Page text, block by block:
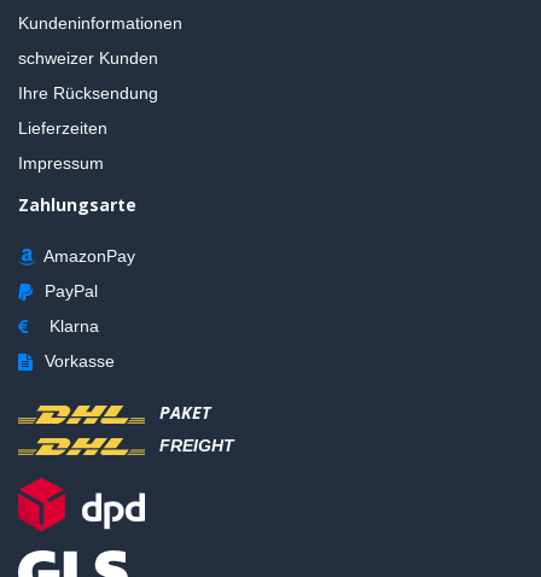
Kundeninformationen
schweizer Kunden
Ihre Rücksendung
Lieferzeiten
Impressum
Zahlungsarte
AmazonPay
PayPal
Klarna
Vorkasse
PAKET
FREIGHT